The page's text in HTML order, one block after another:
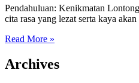
Pendahuluan: Kenikmatan
cita rasa yang lezat serta kaya
Read More »
Archives